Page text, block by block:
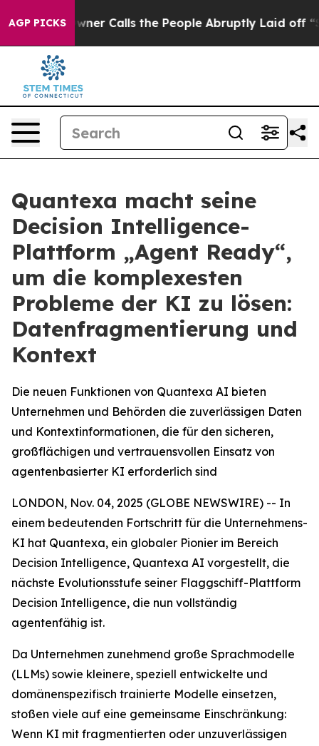
AGP PICKS
Owner Calls the People Abruptly Laid off
Quantexa macht seine
Decision Intelligence-
Plattform „Agent Ready“,
um die komplexesten
Probleme der KI zu lösen:
Datenfragmentierung und
Kontext
Die neuen Funktionen von Quantexa AI bieten
Unternehmen und Behörden die zuverlässigen Daten
und Kontextinformationen, die für den sicheren,
großflächigen und vertrauensvollen Einsatz von
agentenbasierter KI erforderlich sind
LONDON, Nov. 04, 2025 (GLOBE NEWSWIRE) -- In
einem bedeutenden Fortschritt für die Unternehmens-
KI hat Quantexa, ein globaler Pionier im Bereich
Decision Intelligence, Quantexa AI vorgestellt, die
nächste Evolutionsstufe seiner Flaggschiff-Plattform
Decision Intelligence, die nun vollständig
agentenfähig ist.
Da Unternehmen zunehmend große Sprachmodelle
(LLMs) sowie kleinere, speziell entwickelte und
domänenspezifisch trainierte Modelle einsetzen,
stoßen viele auf eine gemeinsame Einschränkung:
Wenn KI mit fragmentierten oder unzuverlässigen